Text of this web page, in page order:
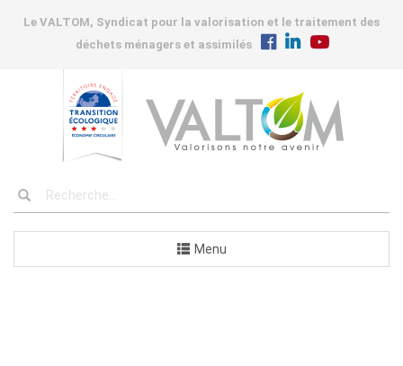
Le VALTOM, Syndicat pour la valorisation et le traitement des
déchets ménagers et assimilés
Menu